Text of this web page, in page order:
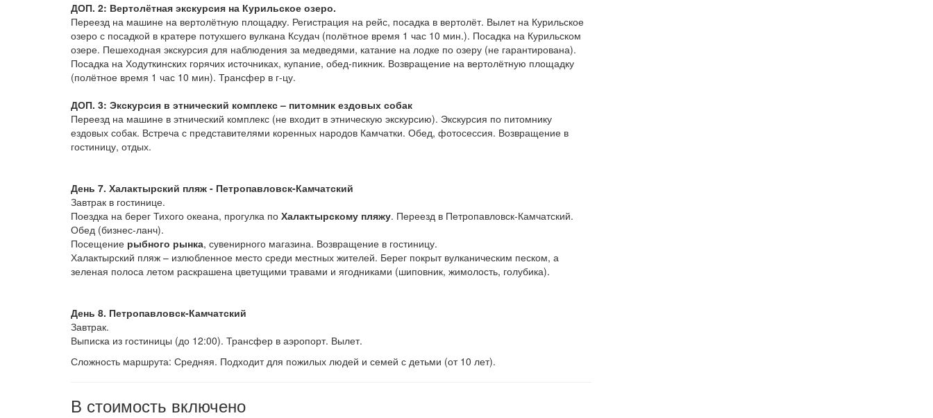
ДОП. 2: Вертолётная экскурсия на Курильское озеро.
Переезд на машине на вертолётную площадку. Регистрация на рейс, посадка в вертолёт. Вылет на Курильское
озеро с посадкой в кратере потухшего вулкана Ксудач (полётное время 1 час 10 мин.). Посадка на Курильском
озере. Пешеходная экскурсия для наблюдения за медведями, катание на лодке по озеру (не гарантирована).
Посадка на Ходуткинских горячих источниках, купание, обед-пикник. Возвращение на вертолётную площадку
(полётное время 1 час 10 мин). Трансфер в г-цу.
ДОП. 3: Экскурсия в этнический комплекс – питомник ездовых собак
Переезд на машине в этнический комплекс (не входит в этническую экскурсию). Экскурсия по питомнику
ездовых собак. Встреча с представителями коренных народов Камчатки. Обед, фотосессия. Возвращение в
гостиницу, отдых.
День 7. Халактырский пляж - Петропавловск-Камчатский
Завтрак в гостинице.
Поездка на берег Тихого океана, прогулка по Халактырскому пляжу. Переезд в Петропавловск-Камчатский.
Обед (бизнес-ланч).
Посещение рыбного рынка, сувенирного магазина. Возвращение в гостиницу.
Халактырский пляж – излюбленное место среди местных жителей. Берег покрыт вулканическим песком, а
зеленая полоса летом раскрашена цветущими травами и ягодниками (шиповник, жимолость, голубика).
День 8. Петропавловск-Камчатский
Завтрак.
Выписка из гостиницы (до 12:00). Трансфер в аэропорт. Вылет.
Сложность маршрута: Средняя. Подходит для пожилых людей и семей с детьми (от 10 лет).
В стоимость включено